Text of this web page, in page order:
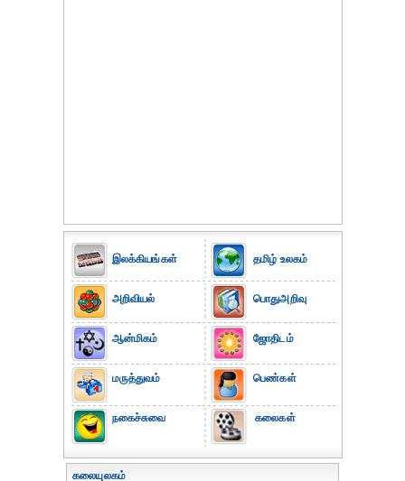
இலக்கியங்கள்
அறிவியல்
ஆன்மிகம்
மருத்துவம்
நகைச்சுவை
தமிழ் உலகம்
பொதுஅறிவு
ஜோதிடம்
பெண்கள்
கலைகள்
கலையுலகம்